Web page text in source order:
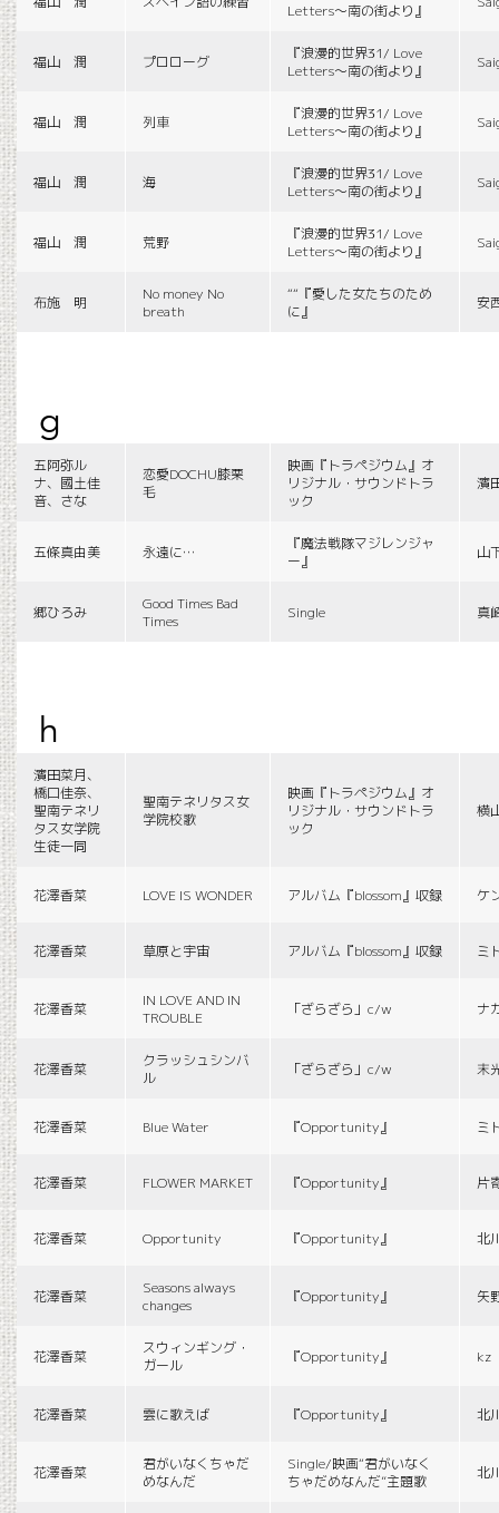
Letters〜南の街より』
福山 潤 プロローグ
『浪漫的世界31/ Love
Letters〜南の街より』
福山 潤 列車
『浪漫的世界31/ Love
Letters〜南の街より』
福山 潤 海
『浪漫的世界31/ Love
Letters〜南の街より』
福山 潤 荒野
『浪漫的世界31/ Love
Letters〜南の街より』
布施 明
No money No
breath
““『愛した女たちのため
に』
安
g
五阿弥ル
ナ、國土佳
音、さな
恋愛DOCHU膝栗
毛
映画『トラペジウム』オ
リジナル・サウンドトラ
ック
濱
五條真由美 永遠に…
『魔法戦隊マジレンジャ
ー』
山
郷ひろみ
Good Times Bad
Times
Single 真
h
濱田菜月、
橋口佳奈、
聖南テネリ
タス女学院
生徒一同
聖南テネリタス女
学院校歌
映画『トラペジウム』オ
リジナル・サウンドトラ
ック
横
花澤香菜 LOVE IS WONDER アルバム『blossom』収録 ケ
花澤香菜 草原と宇宙 アルバム『blossom』収録 ミ
花澤香菜
IN LOVE AND IN
TROUBLE
「ざらざら」c/w ナ
花澤香菜
クラッシュシンバ
ル
「ざらざら」c/w 末
花澤香菜 Blue Water 『Opportunity』 ミ
花澤香菜 FLOWER MARKET 『Opportunity』 片
花澤香菜 Opportunity 『Opportunity』 北
花澤香菜
Seasons always
changes
『Opportunity』 矢
花澤香菜
スウィンギング・
ガール
『Opportunity』 kz
花澤香菜 雲に歌えば 『Opportunity』 北
花澤香菜
君がいなくちゃだ
めなんだ
Single/映画“君がいなく
ちゃだめなんだ”主題歌
北